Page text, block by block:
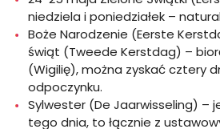
niedziela i poniedziałek –
Boże Narodzenie (Eerste
świąt (Tweede Kerstdag) –
(Wigilię), można zyskać cztery
odpoczynku.
Sylwester (De Jaarwisseling) –
tego dnia, to łącznie z